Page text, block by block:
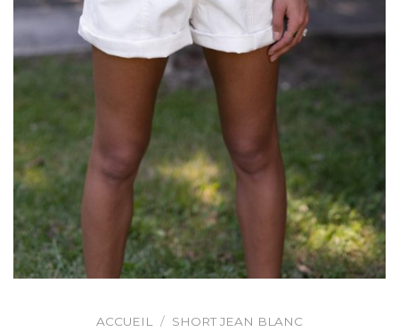
ACCUEIL / SHORT JEAN BLANC